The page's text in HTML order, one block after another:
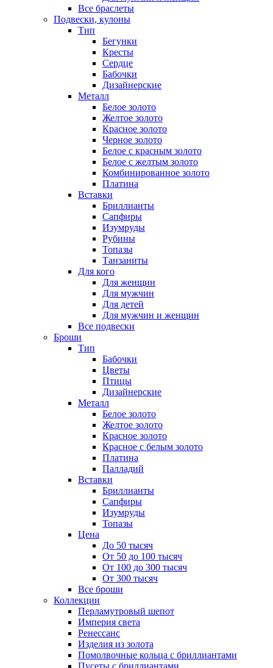
Все браслеты
Подвески, кулоны
Тип
Бегунки
Кресты
Сердце
Бабочки
Дизайнерские
Металл
Белое золото
Желтое золото
Красное золото
Черное золото
Белое с красным золото
Белое с желтым золото
Комбинированное золото
Платина
Вставки
Бриллианты
Сапфиры
Изумруды
Рубины
Топазы
Танзаниты
Для кого
Для женщин
Для мужчин
Для детей
Для мужчин и женщин
Все подвески
Броши
Тип
Бабочки
Цветы
Птицы
Дизайнерские
Металл
Белое золото
Желтое золото
Красное золото
Красное с белым золото
Платина
Палладий
Вставки
Бриллианты
Сапфиры
Изумруды
Топазы
Цена
До 50 тысяч
От 50 до 100 тысяч
От 100 до 300 тысяч
От 300 тысяч
Все броши
Коллекции
Перламутровый шепот
Империя света
Ренессанс
Изделия из золота
Помолвочные кольца с бриллиантами
Пусеты с бриллиантами